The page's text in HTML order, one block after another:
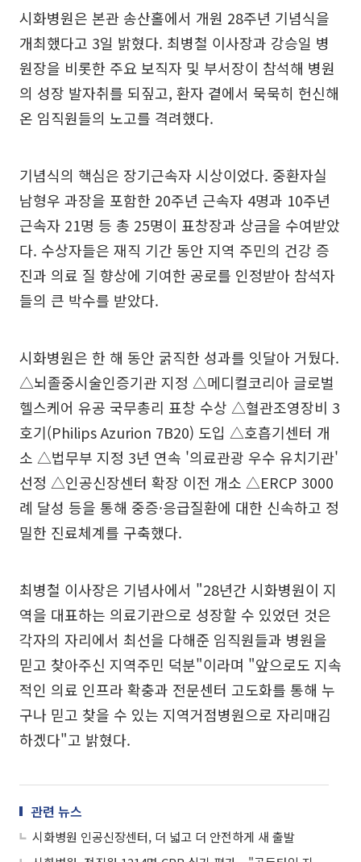
시화병원은 본관 송산홀에서 개원 28주년 기념식을
개최했다고 3일 밝혔다. 최병철 이사장과 강승일 병
원장을 비롯한 주요 보직자 및 부서장이 참석해 병원
의 성장 발자취를 되짚고, 환자 곁에서 묵묵히 헌신해
온 임직원들의 노고를 격려했다.
기념식의 핵심은 장기근속자 시상이었다. 중환자실
남형우 과장을 포함한 20주년 근속자 4명과 10주년
근속자 21명 등 총 25명이 표창장과 상금을 수여받았
다. 수상자들은 재직 기간 동안 지역 주민의 건강 증
진과 의료 질 향상에 기여한 공로를 인정받아 참석자
들의 큰 박수를 받았다.
시화병원은 한 해 동안 굵직한 성과를 잇달아 거뒀다.
△뇌졸중시술인증기관 지정 △메디컬코리아 글로벌
헬스케어 유공 국무총리 표창 수상 △혈관조영장비 3
호기(Philips Azurion 7B20) 도입 △호흡기센터 개
소 △법무부 지정 3년 연속 '의료관광 우수 유치기관'
선정 △인공신장센터 확장 이전 개소 △ERCP 3000
례 달성 등을 통해 중증·응급질환에 대한 신속하고 정
밀한 진료체계를 구축했다.
최병철 이사장은 기념사에서 "28년간 시화병원이 지
역을 대표하는 의료기관으로 성장할 수 있었던 것은
각자의 자리에서 최선을 다해준 임직원들과 병원을
믿고 찾아주신 지역주민 덕분"이라며 "앞으로도 지속
적인 의료 인프라 확충과 전문센터 고도화를 통해 누
구나 믿고 찾을 수 있는 지역거점병원으로 자리매김
하겠다"고 밝혔다.
관련 뉴스
시화병원 인공신장센터, 더 넓고 더 안전하게 새 출발